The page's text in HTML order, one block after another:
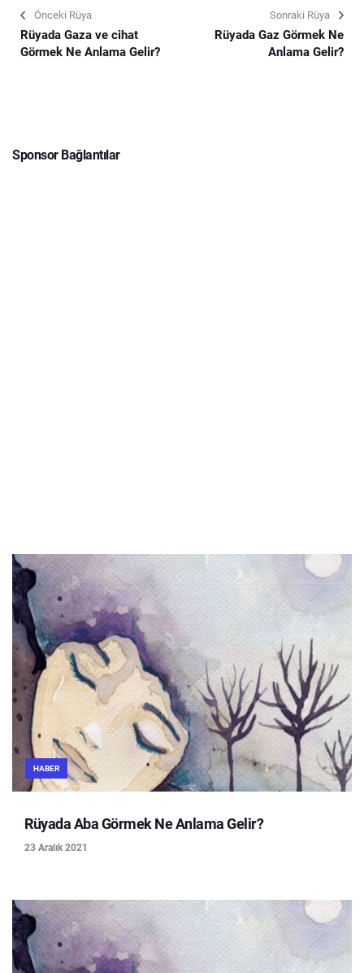
Önceki Rüya
Rüyada Gaza ve cihat
Görmek Ne Anlama Gelir?
Sonraki Rüya
Rüyada Gaz Görmek Ne
Anlama Gelir?
Sponsor Bağlantılar
HABER
Rüyada Aba Görmek Ne Anlama Gelir?
23 Aralık 2021